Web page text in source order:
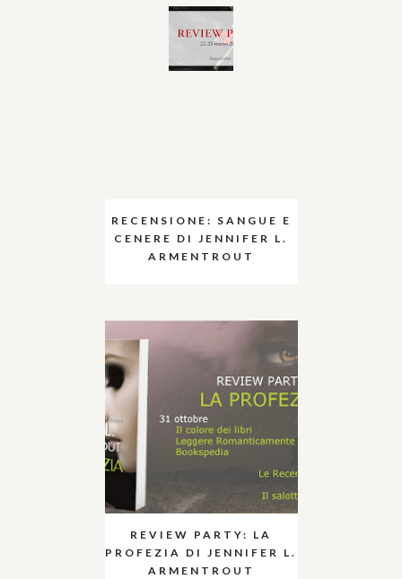
RECENSIONE: SANGUE E
CENERE DI JENNIFER L.
ARMENTROUT
REVIEW PARTY: LA
PROFEZIA DI JENNIFER L.
ARMENTROUT